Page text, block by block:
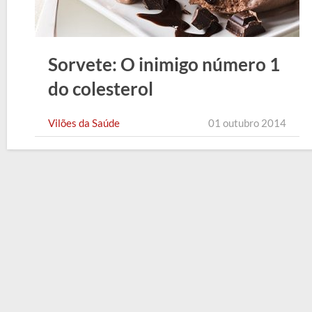
Sorvete: O inimigo número 1
do colesterol
Vilões da Saúde 01 outubro 2014